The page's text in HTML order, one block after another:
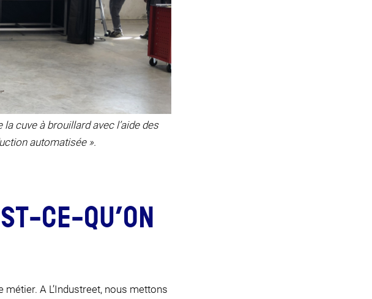
la cuve à brouillard avec l’aide des
automatisée ».
CE-QU’ON
A L’Industreet, nous mettons